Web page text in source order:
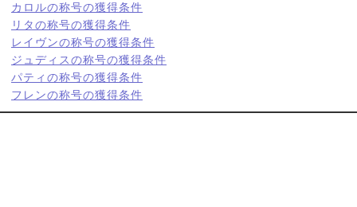
カロルの称号の獲得条件
リタの称号の獲得条件
レイヴンの称号の獲得条件
ジュディスの称号の獲得条件
パティの称号の獲得条件
フレンの称号の獲得条件